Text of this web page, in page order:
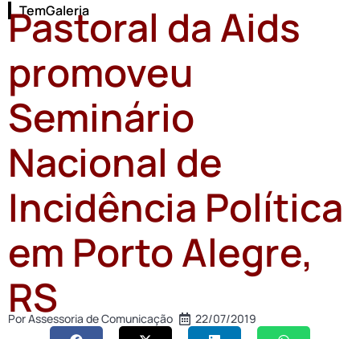
TemGaleria
Pastoral da Aids
promoveu
Seminário
Nacional de
Incidência Política
em Porto Alegre,
RS
PorAssessoria de Comunicação 22/07/2019